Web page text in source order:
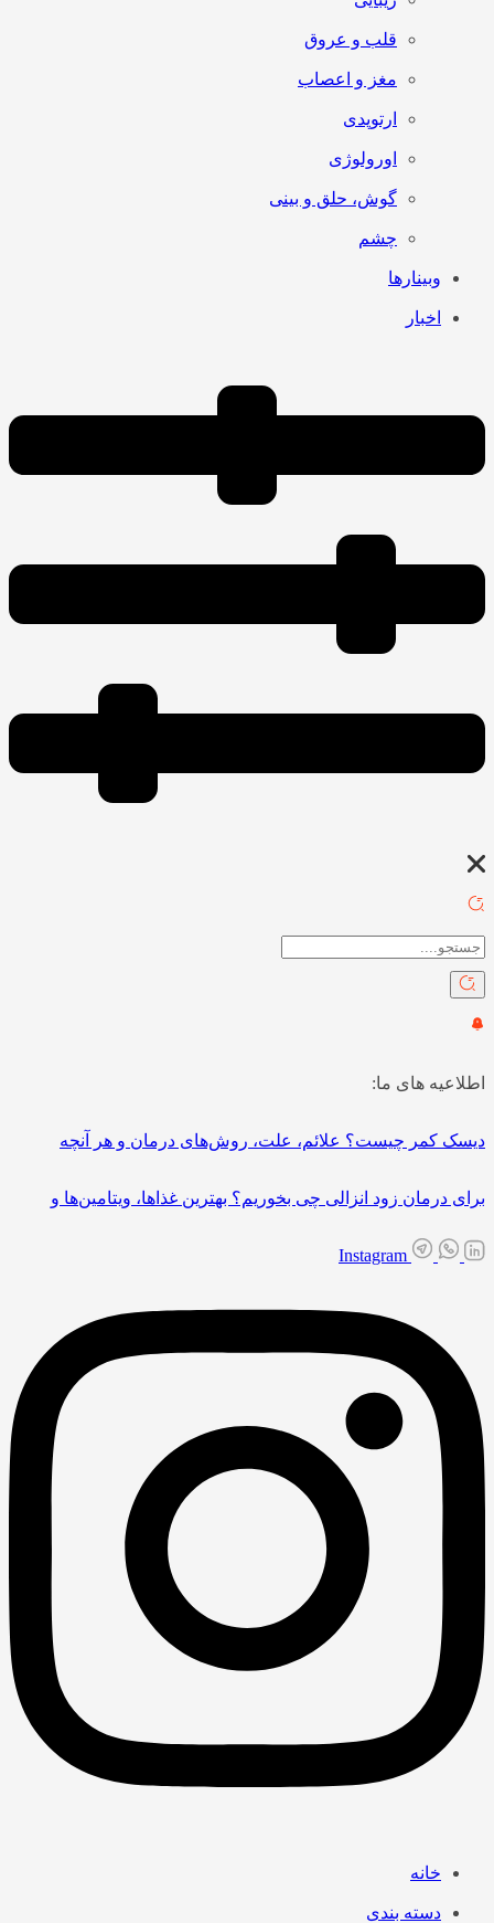
قلب و عروق
مغز و اعصاب
ارتوپدی
اورولوژی
گوش، حلق و بینی
چشم
وبینارها
اخبار
اطلاعیه های ما:
دیسک کمر چیست؟ علائم، علت، روش‌های درمان و هر آنچه
برای درمان زود انزالی چی بخوریم؟ بهترین غذاها، ویتامین‌ها و
Instagram
خانه
دسته بندی